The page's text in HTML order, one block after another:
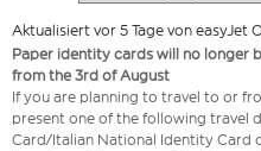
Aktualisiert vor 5 Tage von easyJet
Paper identity cards will no longer
from the 3rd of August
If you are planning to travel to or
present one of the following travel
Card/Italian National Identity Card